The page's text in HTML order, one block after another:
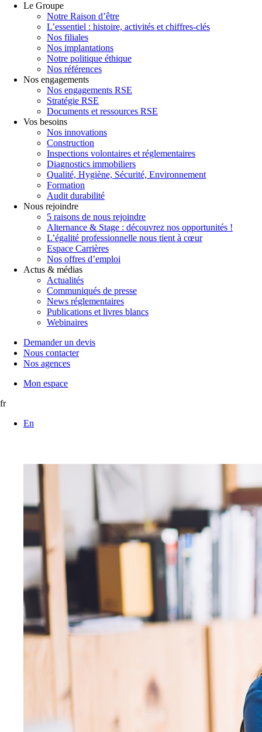
Le Groupe
Notre Raison d’être
L’essentiel : histoire, activités et chiffres-clés
Nos filiales
Nos implantations
Notre politique éthique
Nos références
Nos engagements
Nos engagements RSE
Stratégie RSE
Documents et ressources RSE
Vos besoins
Nos innovations
Construction
Inspections volontaires et réglementaires
Diagnostics immobiliers
Qualité, Hygiène, Sécurité, Environnement
Formation
Audit durabilité
Nous rejoindre
5 raisons de nous rejoindre
Alternance & Stage : découvrez nos opportunités !
L’égalité professionnelle nous tient à cœur
Espace Carrières
Nos offres d’emploi
Actus & médias
Actualités
Communiqués de presse
News réglementaires
Publications et livres blancs
Webinaires
Demander un devis
Nous contacter
Nos agences
Mon espace
fr
En